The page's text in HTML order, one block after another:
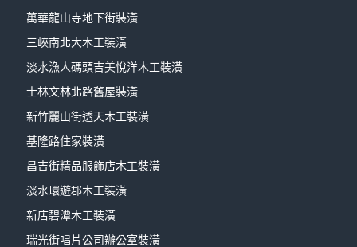
萬華龍山寺地下街裝潢
三峽南北大木工裝潢
淡水漁人碼頭吉美悅洋木工裝潢
士林文林北路舊屋裝潢
新竹麗山街透天木工裝潢
基隆路住家裝潢
昌吉街精品服飾店木工裝潢
淡水環遊郡木工裝潢
新店碧潭木工裝潢
瑞光街唱片公司辦公室裝潢